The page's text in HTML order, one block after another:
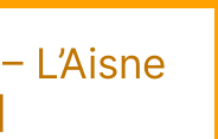
L’Aisne